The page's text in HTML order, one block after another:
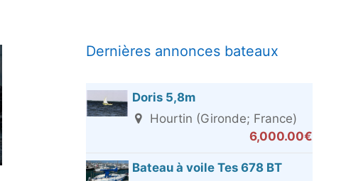
Dernières annonces bateaux
Doris 5,8m
Hourtin (Gironde; France)
6,000.00€
Bateau à voile Tes 678 BT